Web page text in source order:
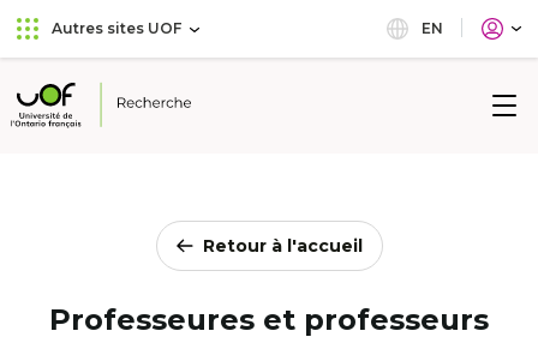
Aller
au
principal
Passer
au
Autres sites UOF EN
Université
Retour à l'accueil
Professeures et professeurs